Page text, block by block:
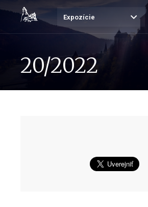
Expozície
20/2022